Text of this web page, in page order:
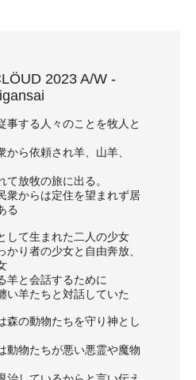
2023 A/W -
事する人々のことを牧人と
ら依頼され羊、山羊、
放牧の旅に出る。
衆からは定住を望まれず居
る
して生まれた二人の少女
り者の少女と自由奔放、
羊と会話するために
い羊たちと対話していた
森の動物たちを守り神とし
動物たちが悪い悪霊や魔物